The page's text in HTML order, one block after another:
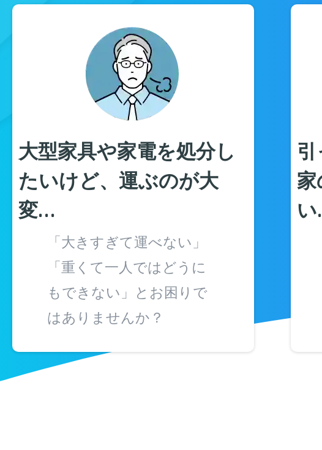
大型家具や家電を処分し
たいけど、運ぶのが大
変…
「大きすぎて運べない」
「重くて一人ではどうに
もできない」とお困りで
はありませんか？
引
家